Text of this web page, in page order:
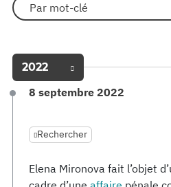
Par mot-clé
2022
8 septembre 2022
Rechercher
Elena Mironova fait l’objet